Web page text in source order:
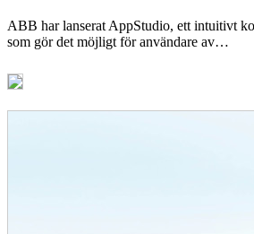
ABB har lanserat AppStudio, ett intuitivt
som gör det möjligt för användare av…